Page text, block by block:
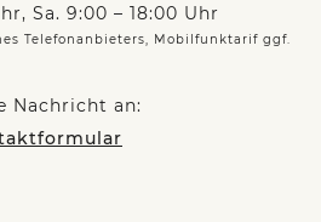
Sa. 9:00 – 18:00 Uhr
Telefonanbieters, Mobilfunktarif ggf.
Nachricht an: